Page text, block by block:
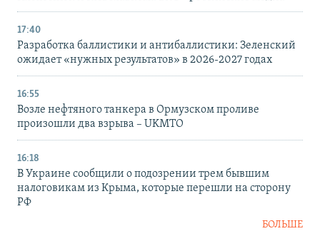
17:40
Разработка баллистики и антибаллистики: Зеленский
ожидает «нужных результатов» в 2026-2027 годах
16:55
Возле нефтяного танкера в Ормузском проливе
произошли два взрыва – UKMTO
16:18
В Украине сообщили о подозрении трем бывшим
налоговикам из Крыма, которые перешли на сторону
РФ
БОЛЬШЕ